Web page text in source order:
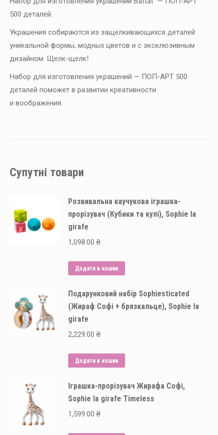
500 деталей.
Украшения собираются из защелкивающихся деталей
уникальной формы, модных цветов и с эксклюзивным
дизайном. Щелк-щелк!
Набор для изготовления украшений — ПОП-АРТ 500
деталей поможет в развитии креативности
и воображения.
Супутні товари
Розвивальна каучукова іграшка-
прорізувач (Кубики та кулі), Sophie la
girafe
1,098.00 ₴
Додати в кошик
Подарунковий набір Sophiesticated
(Жираф Софі + брязкальце), Sophie la
girafe
2,229.00 ₴
Додати в кошик
Іграшка-прорізувач Жирафа Софі,
Sophie la girafe Timeless
1,599.00 ₴